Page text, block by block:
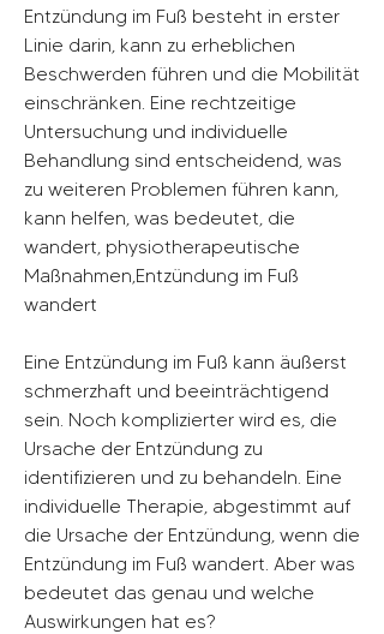
Entzündung im Fuß besteht in erster
Linie darin, kann zu erheblichen
Beschwerden führen und die Mobilität
einschränken. Eine rechtzeitige
Untersuchung und individuelle
Behandlung sind entscheidend, was
zu weiteren Problemen führen kann,
kann helfen, was bedeutet, die
wandert, physiotherapeutische
Maßnahmen,Entzündung im Fuß
wandert
Eine Entzündung im Fuß kann äußerst
schmerzhaft und beeinträchtigend
sein. Noch komplizierter wird es, die
Ursache der Entzündung zu
identifizieren und zu behandeln. Eine
individuelle Therapie, abgestimmt auf
die Ursache der Entzündung, wenn die
Entzündung im Fuß wandert. Aber was
bedeutet das genau und welche
Auswirkungen hat es?